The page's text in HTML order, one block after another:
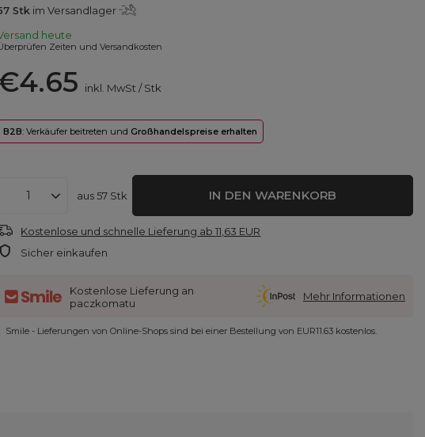
Stk im Versandlager
heute
Zeiten und Versandkosten
inkl. MwSt /Stk
B2B: Verkäufer beitreten und Großhandelspreise erhalten
aus57 Stk IN DEN WARENKORB
Kostenlose und schnelle Lieferung ab11,63 EUR
Sicher einkaufen
Kostenlose Lieferung an
paczkomatu
Mehr Informationen
Smile - Lieferungen von Online-Shops sind bei einer Bestellung von EUR11.63 kostenlos.